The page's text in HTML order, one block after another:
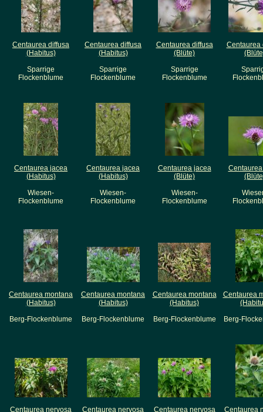
Centaurea diffusa
(Habitus)
Sparrige
Flockenblume
Centaurea diffusa
(Habitus)
Sparrige
Flockenblume
Centaurea diffusa
(Blüte)
Sparrige
Flockenblume
Centaurea
Centaurea jacea
(Habitus)
Wiesen-
Flockenblume
Centaurea jacea
(Habitus)
Wiesen-
Flockenblume
Centaurea jacea
(Blüte)
Wiesen-
Flockenblume
Centaurea montana
(Habitus)
Berg-Flockenblume
Centaurea montana
(Habitus)
Berg-Flockenblume
Centaurea montana
(Habitus)
Berg-Flockenblume
Centaurea
Berg-
Centaurea nervosa Centaurea nervosa Centaurea nervosa Centaurea